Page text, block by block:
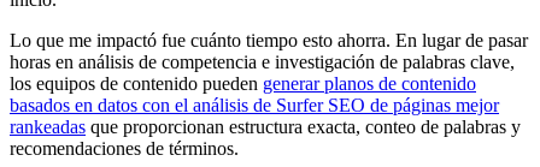
Lo que me impactó fue cuánto tiempo esto ahorra. En lugar de pasar
horas en análisis de competencia e investigación de palabras clave,
los equipos de contenido pueden generar planos de contenido
basados en datos con el análisis de Surfer SEO de páginas mejor
rankeadas que proporcionan estructura exacta, conteo de palabras y
recomendaciones de términos.